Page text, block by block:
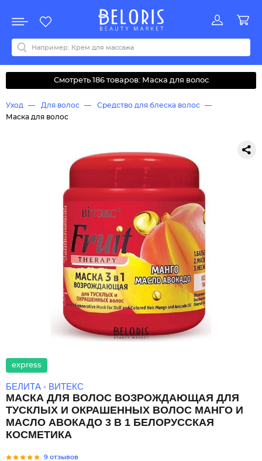
Акции
Все бренды
0-9ABCDEFGHIJKLMNOPQRSTUVWYZАБВДЗИМОКЛНПРСТУФ
Смотреть 186 товаров: Маска для волос
Уход Для волос
Средство для блеска волос
Маска для волос
express
БЕЛИТА - ВИТЕКС
МАСКА ДЛЯ ВОЛОС ВОЗРОЖДАЮЩАЯ ДЛЯ
ТУСКЛЫХ И ОКРАШЕННЫХ ВОЛОС МАНГО И
МАСЛО АВОКАДО 3 В 1 БЕЛОРУССКАЯ
КОСМЕТИКА
9 отзывов